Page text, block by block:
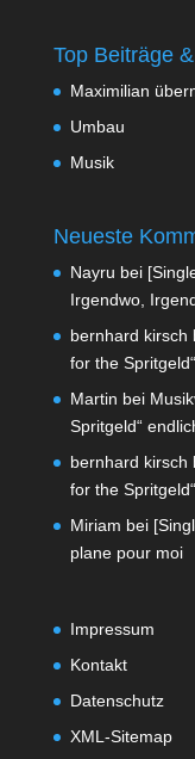
Top Beiträge
Maximilian
Umbau
Musik
Neueste
Nayru bei
Irgendwo,
bernhard kirsch
for the
Martin bei
Spritgeld“
bernhard kirsch
for the
Miriam bei
plane pour moi
Impressum
Kontakt
Datenschutz
XML-Sitemap